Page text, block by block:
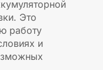
Это
работу
и